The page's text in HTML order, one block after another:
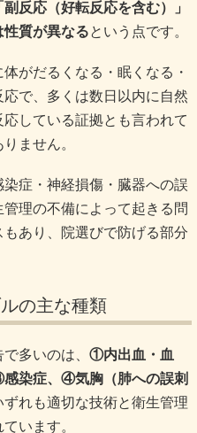
副反応（好転反応を含む）」
性質が異なるという点です。
がだるくなる・眠くなる・
で、多くは数日以内に自然
している証拠とも言われて
ません。
染症・神経損傷・臓器への誤
理の不備によって起きる問
あり、院選びで防げる部分
の主な種類
多いのは、 ①内出血・血
染症、④気胸（肺への誤刺
ずれも適切な技術と衛生管理
います。